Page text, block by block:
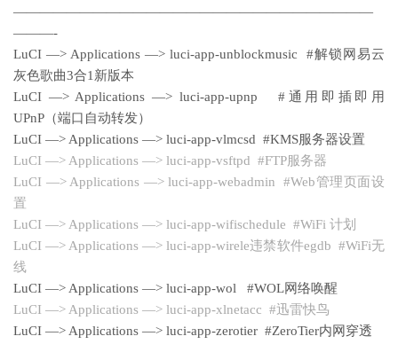
———————————————————————————
———-
LuCI —> Applications —> luci-app-unblockmusic #解锁网易云
灰色歌曲3合1新版本
LuCI —> Applications —> luci-app-upnp #通用即插即用
UPnP（端口自动转发）
LuCI —> Applications —> luci-app-vlmcsd #KMS服务器设置
LuCI —> Applications —> luci-app-vsftpd #FTP服务器
LuCI —> Applications —> luci-app-webadmin #Web管理页面设
置
LuCI —> Applications —> luci-app-wifischedule #WiFi 计划
LuCI —> Applications —> luci-app-wirele违禁软件egdb #WiFi无
线
LuCI —> Applications —> luci-app-wol #WOL网络唤醒
LuCI —> Applications —> luci-app-xlnetacc #迅雷快鸟
LuCI —> Applications —> luci-app-zerotier #ZeroTier内网穿透